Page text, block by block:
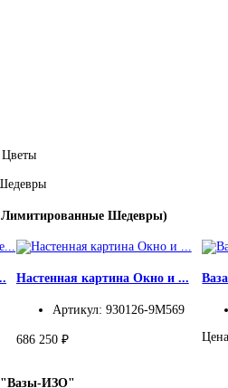
Цветы
Лимитированные Шедевры)
Настенная картина Окно и ...
Артикул: 930126-9M569
686 250 ₽
"Вазы-ИЗО"